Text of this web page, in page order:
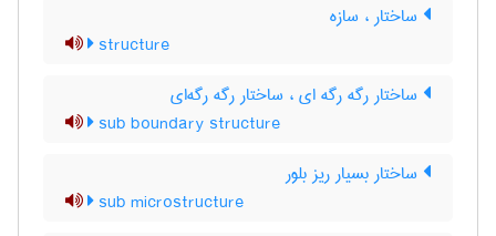
ساختار ، سازه
structure
ساختار رگه رگه ای ، ساختار رگه رگه‌ای
sub boundary structure
ساختار بسیار ریز بلور
sub microstructure